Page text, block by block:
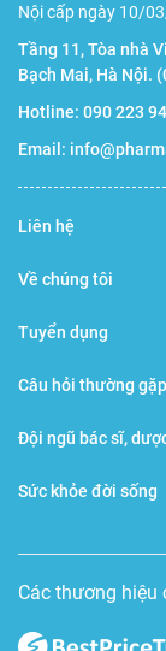
Nội cấp ngày 10/
Tầng 11, Tòa nhà
Bạch Mai, Hà Nội.
Hotline: 090 223
Email:
Liên hệ
Về chúng tôi
Tuyển dụng
Câu hỏi thường gặp
Đội ngũ bác sĩ,
Sức khỏe đời sống
Các thương hiệu